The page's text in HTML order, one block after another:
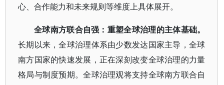
心、合作能力和未来规则等维度上具体展开。
全球南方联合自强：重塑全球治理的主体基础。
长期以来，全球治理体系由少数发达国家主导，全球
南方国家的快速发展，正在深刻改变全球治理的力量
格局与制度预期。全球治理观将支持全球南方联合自